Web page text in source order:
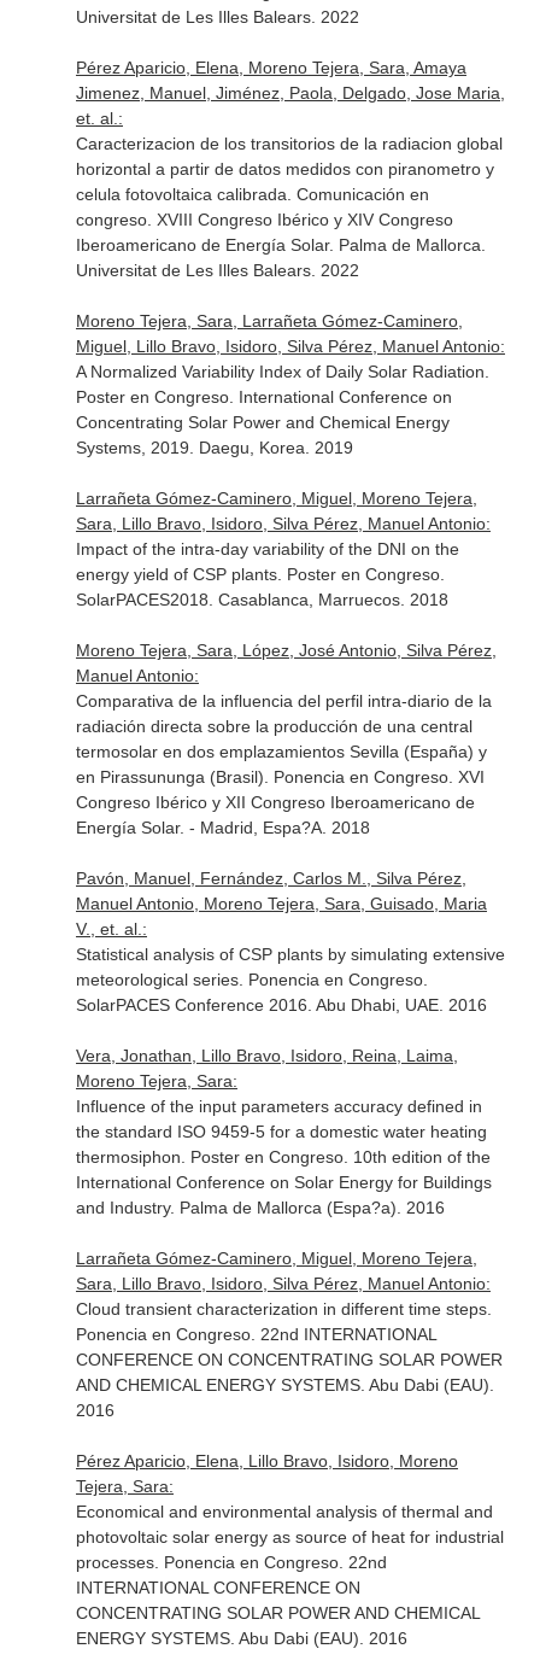
Universitat de Les Illes Balears. 2022
Pérez Aparicio, Elena, Moreno Tejera, Sara, Amaya
Jimenez, Manuel, Jiménez, Paola, Delgado, Jose Maria,
et. al.:
Caracterizacion de los transitorios de la radiacion global
horizontal a partir de datos medidos con piranometro y
celula fotovoltaica calibrada. Comunicación en
congreso. XVIII Congreso Ibérico y XIV Congreso
Iberoamericano de Energía Solar. Palma de Mallorca.
Universitat de Les Illes Balears. 2022
Moreno Tejera, Sara, Larrañeta Gómez-Caminero,
Miguel, Lillo Bravo, Isidoro, Silva Pérez, Manuel Antonio:
A Normalized Variability Index of Daily Solar Radiation.
Poster en Congreso. International Conference on
Concentrating Solar Power and Chemical Energy
Systems, 2019. Daegu, Korea. 2019
Larrañeta Gómez-Caminero, Miguel, Moreno Tejera,
Sara, Lillo Bravo, Isidoro, Silva Pérez, Manuel Antonio:
Impact of the intra-day variability of the DNI on the
energy yield of CSP plants. Poster en Congreso.
SolarPACES2018. Casablanca, Marruecos. 2018
Moreno Tejera, Sara, López, José Antonio, Silva Pérez,
Manuel Antonio:
Comparativa de la influencia del perfil intra-diario de la
radiación directa sobre la producción de una central
termosolar en dos emplazamientos Sevilla (España) y
en Pirassununga (Brasil). Ponencia en Congreso. XVI
Congreso Ibérico y XII Congreso Iberoamericano de
Energía Solar. - Madrid, Espa?A. 2018
Pavón, Manuel, Fernández, Carlos M., Silva Pérez,
Manuel Antonio, Moreno Tejera, Sara, Guisado, Maria
V., et. al.:
Statistical analysis of CSP plants by simulating extensive
meteorological series. Ponencia en Congreso.
SolarPACES Conference 2016. Abu Dhabi, UAE. 2016
Vera, Jonathan, Lillo Bravo, Isidoro, Reina, Laima,
Moreno Tejera, Sara:
Influence of the input parameters accuracy defined in
the standard ISO 9459-5 for a domestic water heating
thermosiphon. Poster en Congreso. 10th edition of the
International Conference on Solar Energy for Buildings
and Industry. Palma de Mallorca (Espa?a). 2016
Larrañeta Gómez-Caminero, Miguel, Moreno Tejera,
Sara, Lillo Bravo, Isidoro, Silva Pérez, Manuel Antonio:
Cloud transient characterization in different time steps.
Ponencia en Congreso. 22nd INTERNATIONAL
CONFERENCE ON CONCENTRATING SOLAR POWER
AND CHEMICAL ENERGY SYSTEMS. Abu Dabi (EAU).
2016
Pérez Aparicio, Elena, Lillo Bravo, Isidoro, Moreno
Tejera, Sara:
Economical and environmental analysis of thermal and
photovoltaic solar energy as source of heat for industrial
processes. Ponencia en Congreso. 22nd
INTERNATIONAL CONFERENCE ON
CONCENTRATING SOLAR POWER AND CHEMICAL
ENERGY SYSTEMS. Abu Dabi (EAU). 2016